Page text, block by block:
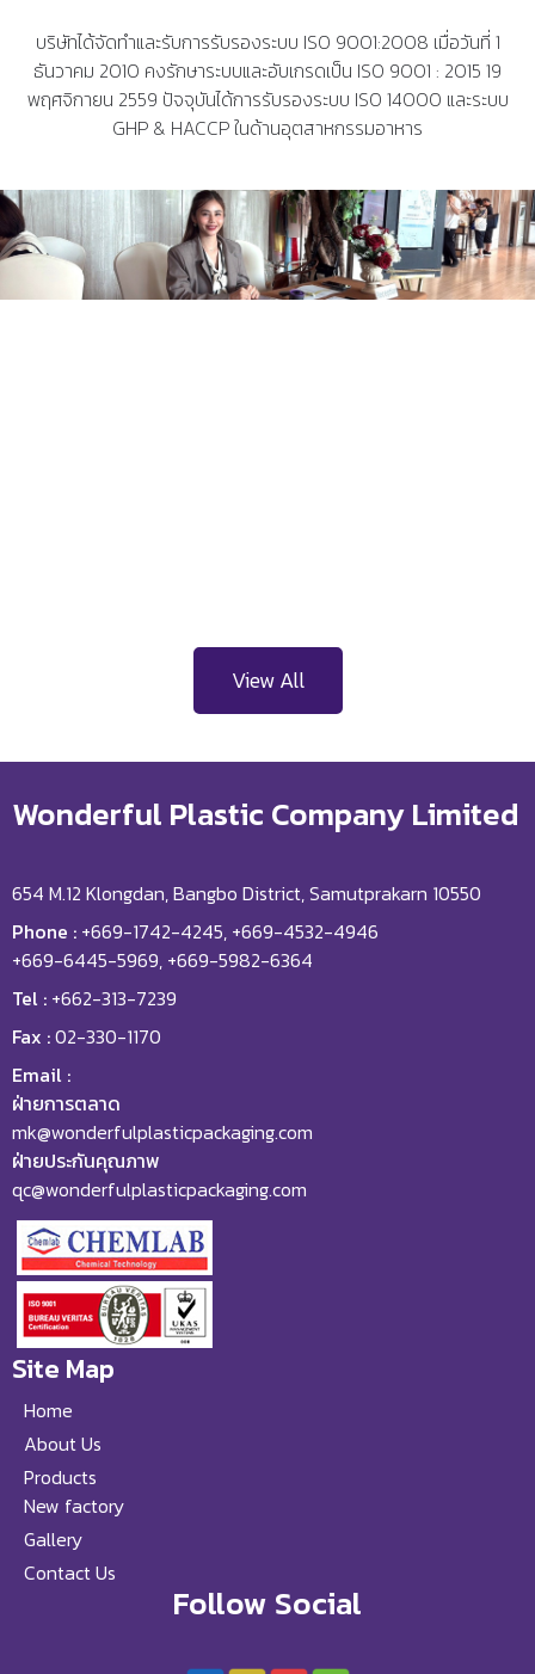
บริษัทได้จัดทำและรับการรับรองระบบ ISO 9001:2008 เมื่อวันที่ 1
ธันวาคม 2010 คงรักษาระบบและอับเกรดเป็น ISO 9001 : 2015 19
พฤศจิกายน 2559 ปัจจุบันได้การรับรองระบบ ISO 14000 และระบบ
GHP & HACCP ในด้านอุตสาหกรรมอาหาร
View All
Wonderful Plastic Company Limited
654 M.12 Klongdan, Bangbo District, Samutprakarn 10550
Phone : +669-1742-4245, +669-4532-4946
+669-6445-5969, +669-5982-6364
Tel : +662-313-7239
Fax :02-330-1170
Email :
ฝ่ายการตลาด
mk@wonderfulplasticpackaging.com
ฝ่ายประกันคุณภาพ
qc@wonderfulplasticpackaging.com
Site Map
Home
About Us
Products
New factory
Gallery
Contact Us
Follow Social